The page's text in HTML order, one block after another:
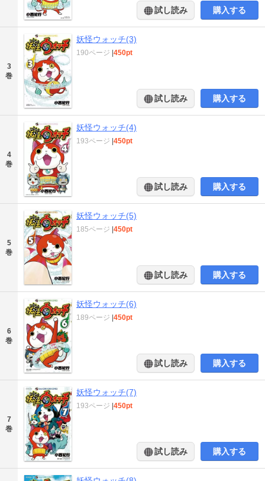
試し読み 購入する
3
巻
妖怪ウォッチ(3)
190ページ |450pt
試し読み 購入する
4
巻
妖怪ウォッチ(4)
193ページ |450pt
試し読み 購入する
5
巻
妖怪ウォッチ(5)
185ページ |450pt
試し読み 購入する
6
巻
妖怪ウォッチ(6)
189ページ |450pt
試し読み 購入する
7
巻
妖怪ウォッチ(7)
193ページ |450pt
試し読み 購入する